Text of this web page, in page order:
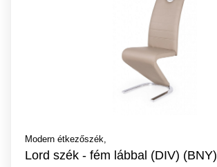
Modern étkezőszék,
Lord szék - fém lábbal (DIV) (BNY)